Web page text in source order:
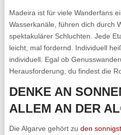
Madeira ist für viele Wanderfans
Wasserkanäle, führen dich durch
spektakulärer Schluchten. Jede
leicht, mal fordernd. Individuell
individuell. Egal ob
Herausforderung, du findest die
DENKE AN
ALLEM AN DER
Die Algarve gehört zu den